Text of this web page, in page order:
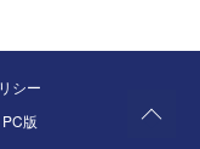
シー
PC版